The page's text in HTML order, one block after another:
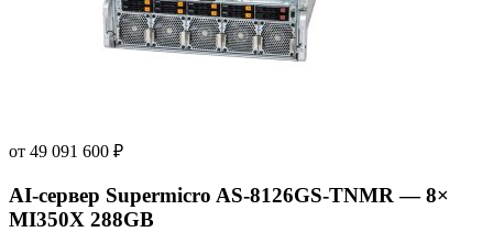
от 49 091 600 ₽
AI‑сервер Supermicro AS-8126GS-TNMR — 8×
MI350X 288GB